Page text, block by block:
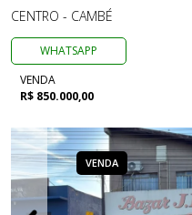
CENTRO - CAMBÉ
WHATSAPP
VENDA
R$ 850.000,00
VENDA